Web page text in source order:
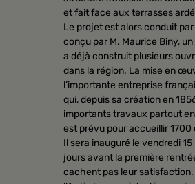
et fait face aux terrasses
Le projet est alors conduit
conçu par M. Maurice Biny,
a déjà construit plusieurs
dans la région. La mise en
l’importante entreprise
qui, depuis sa création en
importants travaux partout
est prévu pour accueillir
Il sera inauguré le vendredi
jours avant la première
cachent pas leur satisfaction.